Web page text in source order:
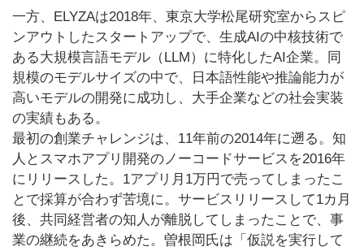
一方、ELYZAは2018年、東京大学松尾研究室からスピ
ンアウトしたスタートアップで、生成AIの中核技術で
ある大規模言語モデル（LLM）に特化したAI企業。同
規模のモデルサイズの中で、日本語性能や推論能力が
高いモデルの開発に成功し、大手企業などの社会実装
の実績もある。
最初の創業チャレンジは、11年前の2014年に遡る。知
人とスマホアプリ開発のノーコードサービスを2016年
にリリースした。1アプリ月1万円で売ってしまったこ
とで採算が合わず苦境に。サービスリリースして1カ月
後、共同経営者の知人が離脱してしまったことで、事
業の継続をあきらめた。曽根岡氏は「仮説を実行して